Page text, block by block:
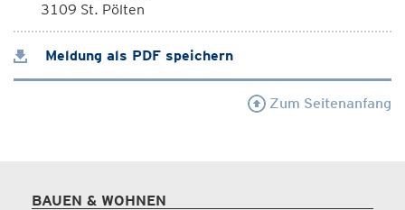
3109 St. Pölten
Meldung als PDF speichern
Zum Seitenanfang
BAUEN & WOHNEN